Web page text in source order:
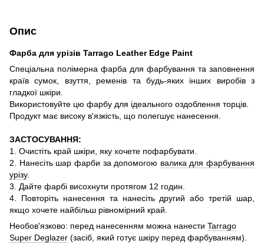
Опис
Фарба для урізів Tarrago Leather Edge Paint
Спеціальна полімерна фарба для фарбування та заповнення
країв сумок, взуття, ременів та будь-яких інших виробів з
гладкої шкіри.
Використовуйте цю фарбу для ідеального оздоблення торців.
Продукт має високу в'язкість, що полегшує нанесення.
ЗАСТОСУВАННЯ:
1. Очистіть край шкіри, яку хочете пофарбувати.
2. Нанесіть шар фарби за допомогою валика для фарбування
урізу.
3. Дайте фарбі висохнути протягом 12 годин.
4. Повторіть нанесення та нанесіть другий або третій шар,
якщо хочете найбільш рівномірний край.
Необов'язково: перед нанесенням можна нанести Tarrago
Super Deglazer (засіб, який готує шкіру перед фарбуванням).